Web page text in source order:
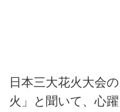
日本三大花火大会
火」と聞いて、心